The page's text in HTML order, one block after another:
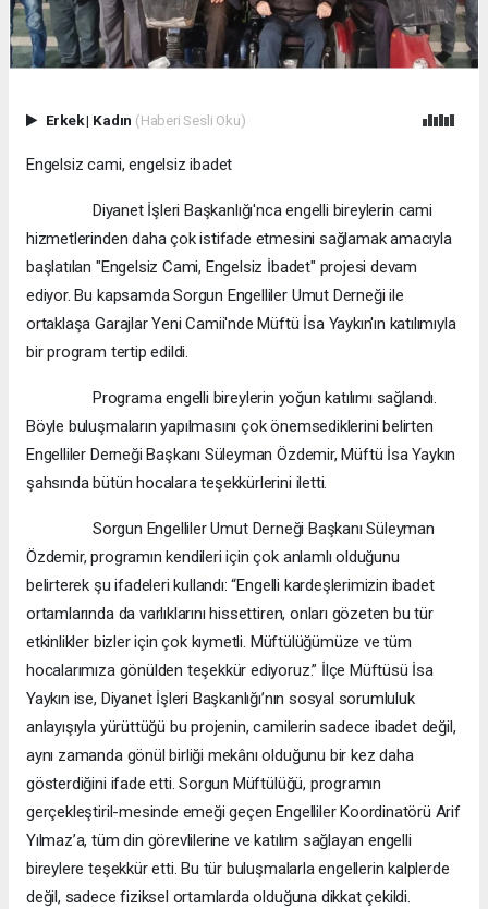
Erkek| Kadın (Haberi Sesli Oku)
Engelsiz cami, engelsiz ibadet
Diyanet İşleri Başkanlığı'nca engelli bireylerin cami
hizmetlerinden daha çok istifade etmesini sağlamak amacıyla
başlatılan "Engelsiz Cami, Engelsiz İbadet" projesi devam
ediyor. Bu kapsamda Sorgun Engelliler Umut Derneği ile
ortaklaşa Garajlar Yeni Camii'nde Müftü İsa Yaykın'ın katılımıyla
bir program tertip edildi.
Programa engelli bireylerin yoğun katılımı sağlandı.
Böyle buluşmaların yapılmasını çok önemsediklerini belirten
Engelliler Derneği Başkanı Süleyman Özdemir, Müftü İsa Yaykın
şahsında bütün hocalara teşekkürlerini iletti.
Sorgun Engelliler Umut Derneği Başkanı Süleyman
Özdemir, programın kendileri için çok anlamlı olduğunu
belirterek şu ifadeleri kullandı: “Engelli kardeşlerimizin ibadet
ortamlarında da varlıklarını hissettiren, onları gözeten bu tür
etkinlikler bizler için çok kıymetli. Müftülüğümüze ve tüm
hocalarımıza gönülden teşekkür ediyoruz.” İlçe Müftüsü İsa
Yaykın ise, Diyanet İşleri Başkanlığı’nın sosyal sorumluluk
anlayışıyla yürüttüğü bu projenin, camilerin sadece ibadet değil,
aynı zamanda gönül birliği mekânı olduğunu bir kez daha
gösterdiğini ifade etti. Sorgun Müftülüğü, programın
gerçekleştiril-mesinde emeği geçen Engelliler Koordinatörü Arif
Yılmaz’a, tüm din görevlilerine ve katılım sağlayan engelli
bireylere teşekkür etti. Bu tür buluşmalarla engellerin kalplerde
değil, sadece fiziksel ortamlarda olduğuna dikkat çekildi.